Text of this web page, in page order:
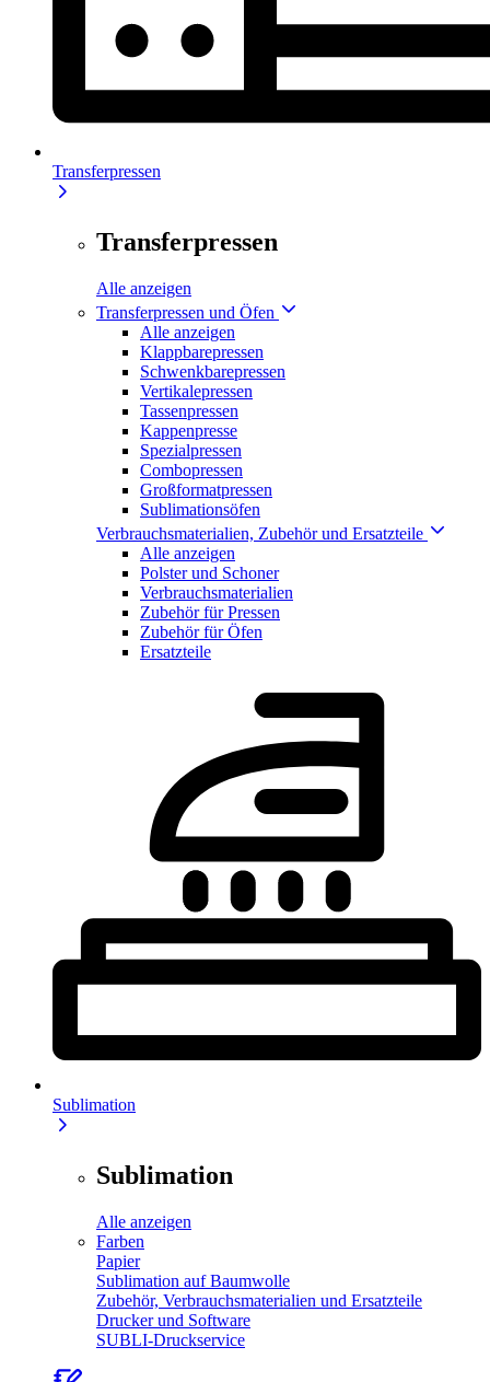
Transferpressen
Transferpressen
Alle anzeigen
Transferpressen und Öfen
Alle anzeigen
Klappbarepressen
Schwenkbarepressen
Vertikalepressen
Tassenpressen
Kappenpresse
Spezialpressen
Combopressen
Großformatpressen
Sublimationsöfen
Verbrauchsmaterialien, Zubehör und Ersatzteile
Alle anzeigen
Polster und Schoner
Verbrauchsmaterialien
Zubehör für Pressen
Zubehör für Öfen
Ersatzteile
Sublimation
Sublimation
Alle anzeigen
Farben
Papier
Sublimation auf Baumwolle
Zubehör, Verbrauchsmaterialien und Ersatzteile
Drucker und Software
SUBLI-Druckservice